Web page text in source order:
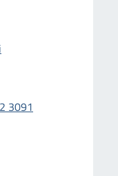
3091